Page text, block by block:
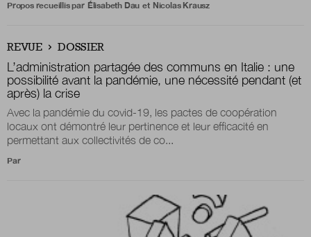
Nous suivre sur Twittersur LinkedIn
sur
Propos recueillis par Élisabeth Dau et Nicolas Krausz
REVUE DOSSIER
L’administration partagée des communs en Italie : une
possibilité avant la pandémie, une nécessité pendant (et
après) la crise
Avec la pandémie du covid-19, les pactes de coopération
locaux ont démontré leur pertinence et leur efficacité en
permettant aux collectivités de co...
Par